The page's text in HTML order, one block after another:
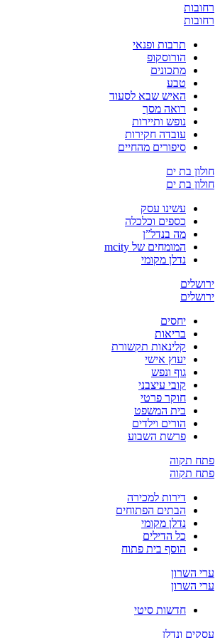
רחובות
רחובות
תרבות ופנאי
הורוסקופ
מתכונים
טבע
האיש שבא לסעוד
רואה מסך
נופש ותיירות
עובדה חקירות
סיפורים מהחיים
חולון בת ים
חולון בת ים
עשינו עסק
כספים וכלכלה
מה בנדל”ן
המומחים של mcity
נדלן מקומי
ירושלים
ירושלים
יחסים
בריאות
קלינאות תקשורת
יעוץ אישי
גוף ונפש
קובי עיצבני
חוקר פרטי
בית המשפט
הורים וילדים
פרשת השבוע
פתח תקוה
פתח תקוה
דירות למכירה
הבתים הפתוחים
נדלן מקומי
כל הדילים
הוסף בית פתוח
ערי השרון
ערי השרון
חדשות סיטי
עסקים ונדלן